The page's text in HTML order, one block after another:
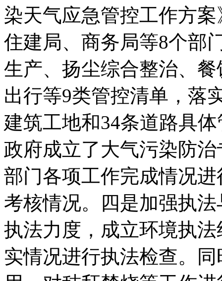
染天气应急管控工作方
住建局、商务局等8个部
生产、扬尘综合整治、
出行等9类管控清单，落
建筑工地和34条道路具
政府成立了大气污染防
部门各项工作完成情况
考核情况。四是加强执
执法力度，成立环境执
实情况进行执法检查。